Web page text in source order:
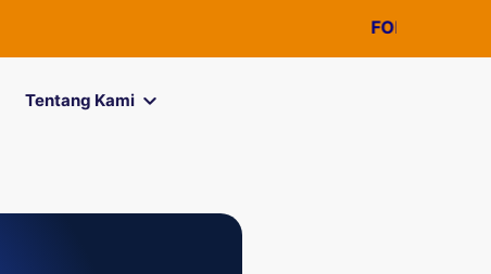
FOREXimf
Tentang Kami